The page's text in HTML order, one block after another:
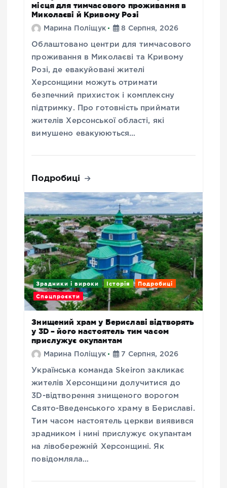
місця для тимчасового проживання в
Миколаєві й Кривому Розі
Марина Поліщук 8 Серпня, 2026
Облаштовано центри для тимчасового
проживання в Миколаєві та Кривому
Розі, де евакуйовані жителі
Херсонщини можуть отримати
безпечний прихисток і комплексну
підтримку. Про готовність приймати
жителів Херсонської області, які
вимушено евакуюються…
Подробиці
Зрадники і вироки Історія Подробиці
Спецпроєкти
Знищений храм у Бериславі відтворять
у 3D – його настоятель тим часом
прислужує окупантам
Марина Поліщук 7 Серпня, 2026
Українська команда Skeiron закликає
жителів Херсонщини долучитися до
3D-відтворення знищеного ворогом
Свято-Введенського храму в Бериславі.
Тим часом настоятель церкви виявився
зрадником і нині прислужує окупантам
на лівобережній Херсонщині. Як
повідомляла…